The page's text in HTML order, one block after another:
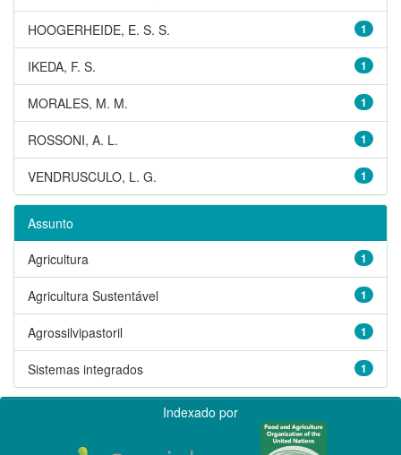
1
HOOGERHEIDE, E. S. S.
1
IKEDA, F. S.
1
MORALES, M. M.
1
ROSSONI, A. L.
1
VENDRUSCULO, L. G.
Assunto
1
Agricultura
1
Agricultura Sustentável
1
Agrossilvipastoril
1
Sistemas integrados
Indexado por